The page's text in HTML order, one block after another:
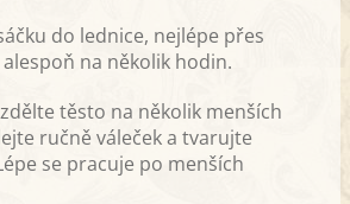
do lednice, nejlépe přes
na několik hodin.
těsto na několik menších
ručně váleček a tvarujte
se pracuje po menších